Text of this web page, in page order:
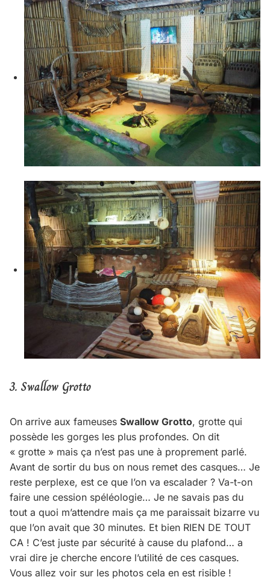
3. Swallow Grotto
On arrive aux fameuses Swallow Grotto, grotte qui
possède les gorges les plus profondes. On dit
« grotte » mais ça n’est pas une à proprement parlé.
Avant de sortir du bus on nous remet des casques… Je
reste perplexe, est ce que l’on va escalader ? Va-t-on
faire une cession spéléologie… Je ne savais pas du
tout a quoi m’attendre mais ça me paraissait bizarre vu
que l’on avait que 30 minutes. Et bien RIEN DE TOUT
CA ! C’est juste par sécurité à cause du plafond… a
vrai dire je cherche encore l’utilité de ces casques.
Vous allez voir sur les photos cela en est risible !